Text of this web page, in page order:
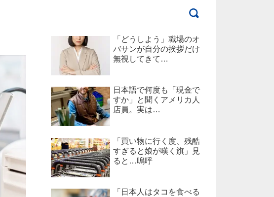
「どうしよう」職場のオ
バサンが自分の挨拶だけ
無視してきて…
日本語で何度も「現金で
すか」と聞くアメリカ人
店員。実は…
「買い物に行く度、残酷
すぎると娘が嘆く旗」見
ると…嗚呼
「日本人はタコを食べる